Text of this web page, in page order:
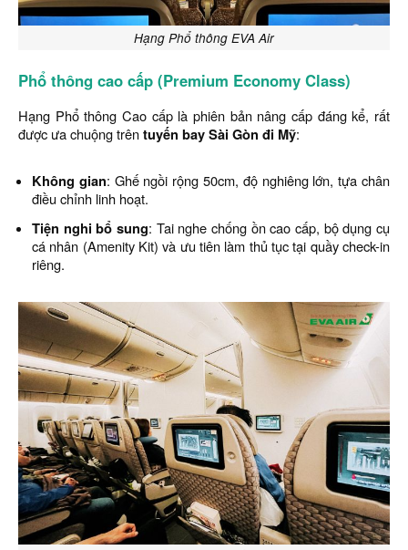
Hạng Phổ thông EVA Air
Phổ thông cao cấp (Premium Economy Class)
Hạng Phổ thông Cao cấp là phiên bản nâng cấp đáng kể, rất
được ưa chuộng trêntuyến bay Sài Gòn đi Mỹ:
Không gian: Ghế ngồi rộng 50cm, độ nghiêng lớn, tựa chân
điều chỉnh linh hoạt.
Tiện nghi bổ sung: Tai nghe chống ồn cao cấp, bộ dụng cụ
cá nhân (Amenity Kit) và ưu tiên làm thủ tục tại quầy check-in
riêng.